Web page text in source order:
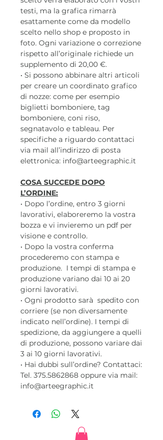
testi, ma la grafica rimarrà
esattamente come da modello
scelto nello shop e proposto in
foto. Ogni variazione o correzione
rispetto all’originale richiede un
supplemento di 20,00 €.
• Si possono abbinare altri articoli
per creare un coordinato grafico
di nozze: come per esempio
biglietti bomboniere, tag
bomboniere, coni riso,
segnatavolo e tableau. Per
specifiche a riguardo contattaci
via mail all’indirizzo di posta
elettronica: info@arteegraphic.it
COSA SUCCEDE DOPO
L’ORDINE:
• Dopo l’ordine, entro 3 giorni
lavorativi, elaboreremo la vostra
bozza e vi invieremo un pdf per
visione e controllo.
• Dopo la vostra conferma
procederemo con stampa e
produzione. I tempi di stampa e
produzione variano dai 10 ai 20
giorni lavorativi.
• Ogni prodotto sarà spedito con
corriere (se non diversamente
indicato nell’ordine). I tempi di
spedizione, da aggiungere a quelli
di produzione, possono variare dai
3 ai 10 giorni lavorativi.
• Hai dubbi sull’ordine? Contattaci:
Tel. 375.5862868 oppure via mail:
info@arteegraphic.it